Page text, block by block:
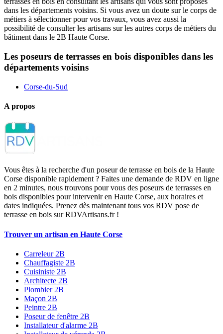
dans les départements voisins. Si vous avez un doute sur le corps de
métiers à sélectionner pour vos travaux, vous avez aussi la
possibilité de consulter les artisans sur les autres corps de métiers du
bâtiment dans le 2B Haute Corse.
Les poseurs de terrasses en bois disponibles dans les
départements voisins
Corse-du-Sud
A propos
Vous êtes à la recherche d'un poseur de terrasse en bois de la Haute
Corse disponible rapidement ? Faites une demande de RDV en ligne
en 2 minutes, nous trouvons pour vous des poseurs de terrasses en
bois disponibles pour intervenir en Haute Corse, aux horaires et
dates indiquées. Prenez dès maintenant tous vos RDV pose de
terrasse en bois sur RDVArtisans.fr !
Trouver un artisan en Haute Corse
Carreleur 2B
Chauffagiste 2B
Cuisiniste 2B
Architecte 2B
Plombier 2B
Maçon 2B
Peintre 2B
Poseur de fenêtre 2B
Installateur d'alarme 2B